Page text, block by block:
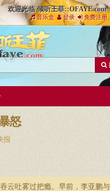
欢迎光临 倾听王菲::OFAYE.com
音乐盒 登录 免费注册
怒
报
云吐雾过把瘾。早前，李亚鹏